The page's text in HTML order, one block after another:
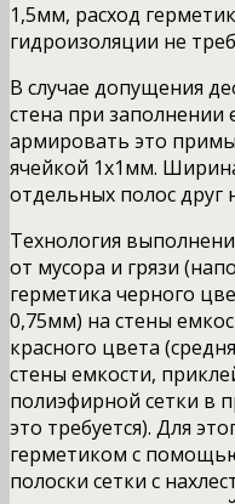
1,5мм, расход
гидроизоляции не
В случае допущения
стена при заполнении
армировать это
ячейкой 1х1мм.
отдельных полос друг
Технология
от мусора и грязи
герметика черного
0,75мм) на стены
красного цвета
стены емкости,
полиэфирной сетки в
это требуется). Для
герметиком с
полоски сетки с